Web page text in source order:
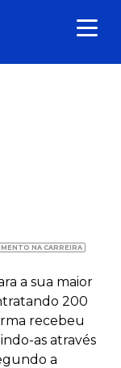
NA CARREIRA
a sua maior
200
recebeu
as através
a